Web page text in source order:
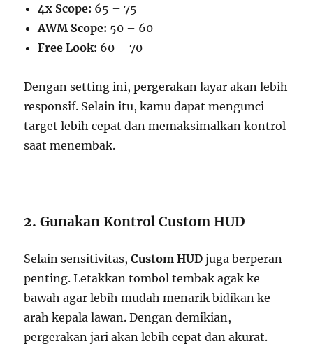
4x Scope: 65 – 75
AWM Scope: 50 – 60
Free Look: 60 – 70
Dengan setting ini, pergerakan layar akan lebih
responsif. Selain itu, kamu dapat mengunci
target lebih cepat dan memaksimalkan kontrol
saat menembak.
2.Gunakan Kontrol Custom HUD
Selain sensitivitas,Custom HUD juga berperan
penting. Letakkan tombol tembak agak ke
bawah agar lebih mudah menarik bidikan ke
arah kepala lawan. Dengan demikian,
pergerakan jari akan lebih cepat dan akurat.